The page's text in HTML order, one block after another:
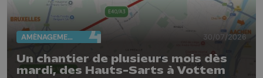
AMÉNAGEMENT DU TERRITOIRE 30/07/2026
Un chantier de plusieurs mois dès
mardi, des Hauts-Sarts à Vottem